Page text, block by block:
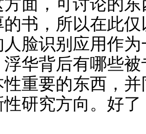
方面，可讨论的
的书，所以在此
人脸识别应用作
浮华背后有哪些
性重要的东西，
性研究方向。好